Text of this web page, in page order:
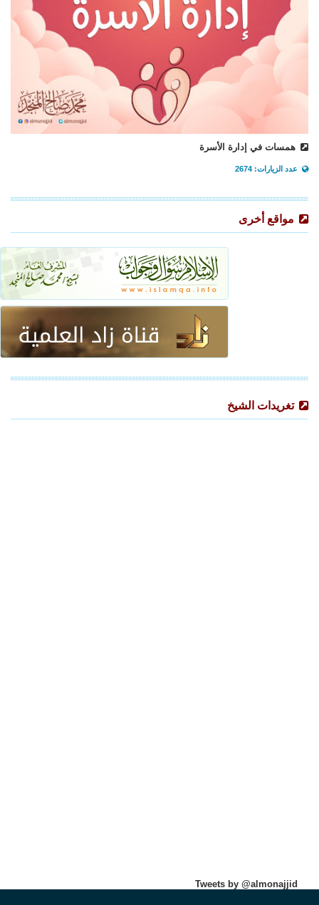
همسات في إدارة الأسرة
عدد الزيارات: 2674
مواقع أخرى
تغريدات الشيخ
Tweets by @almonajjid